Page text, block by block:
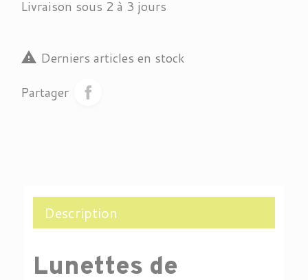
Livraison sous 2 à 3 jours
 Derniers articles en stock
Partager
Description
Lunettes de